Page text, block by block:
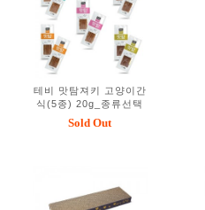
테비 맛탐져키 고양이간
식(5종) 20g_종류선택
Sold Out